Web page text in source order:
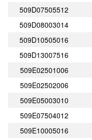
509D07505512
509D08003014
509D10505016
509D13007516
509E02501006
509E02502006
509E05003010
509E07504012
509E10005016